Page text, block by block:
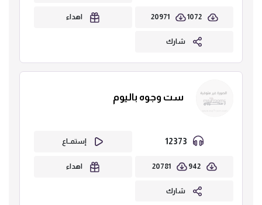
1072
20971 اهداء
شارك
ست وجوه باليوم
إستمــاع
942
20781 اهداء
شارك